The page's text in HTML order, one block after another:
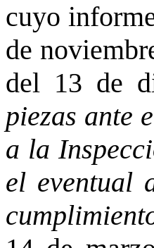
cuyo
de
del 13 de
piezas ante
a la
el eventual